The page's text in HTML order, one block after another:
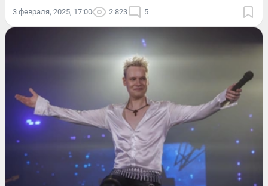
3 февраля, 2025, 17:00 2 823 5